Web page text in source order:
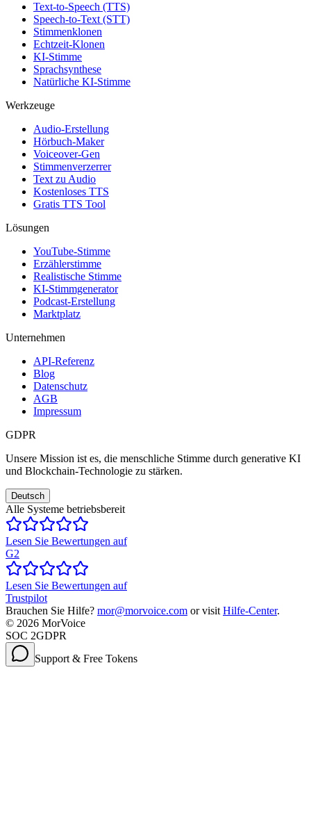
Text-to-Speech (TTS)
Speech-to-Text (STT)
Stimmenklonen
Echtzeit-Klonen
KI-Stimme
Sprachsynthese
Natürliche KI-Stimme
Werkzeuge
Audio-Erstellung
Hörbuch-Maker
Voiceover-Gen
Stimmenverzerrer
Text zu Audio
Kostenloses TTS
Gratis TTS Tool
Lösungen
YouTube-Stimme
Erzählerstimme
Realistische Stimme
KI-Stimmgenerator
Podcast-Erstellung
Marktplatz
Unternehmen
API-Referenz
Blog
Datenschutz
AGB
Impressum
GDPR
Unsere Mission ist es, die menschliche Stimme durch generative KI
und Blockchain-Technologie zu stärken.
Deutsch
Alle Systeme betriebsbereit
Lesen Sie Bewertungen auf
G2
Lesen Sie Bewertungen auf
Trustpilot
Brauchen Sie Hilfe? mor@morvoice.com or visit Hilfe-Center.
© 2026 MorVoice
SOC 2GDPR
Support & Free Tokens